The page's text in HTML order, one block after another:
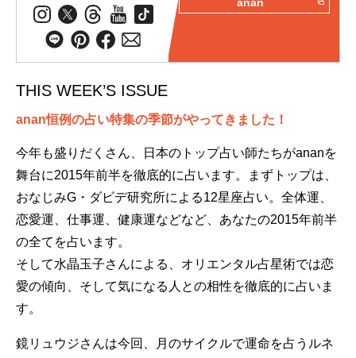
THIS WEEK’S ISSUE
anan恒例の占い特集の季節がやってきました！
今年も盛りだくさん、日本のトップ占い師たちがananを
舞台に2015年前半を徹底的に占います。まずトップは、
おなじみG・ダビデ研究所による12星座占い。全体運、
恋愛運、仕事運、健康運などなど、あなたの2015年前半
の全てを占います。
そして水晶玉子さんによる、オリエンタル占星術では恋
愛の傾向、そして気になる人との相性を徹底的に占いま
す。
鏡リュウジさんは今回、月のサイクルで運命を占うルネ